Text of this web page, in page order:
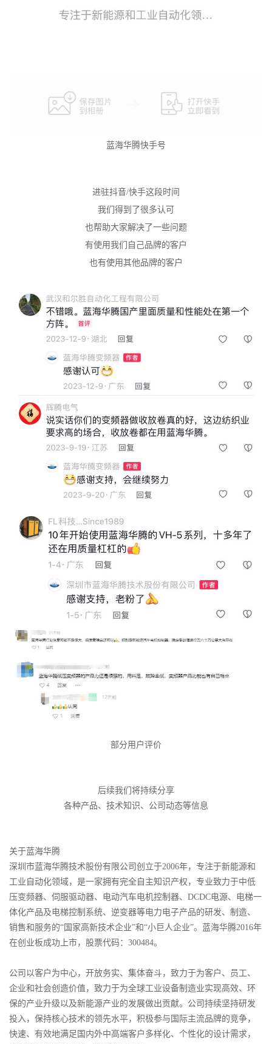
蓝海华腾快手号
进驻抖音/快手这段时间
我们得到了很多认可
也帮助大家解决了一些问题
有使用我们自己品牌的客户
也有使用其他品牌的客户
部分用户评价
后续我们将持续分享
各种产品、技术知识、公司动态等信息
关于蓝海华腾
深圳市蓝海华腾技术股份有限公司创立于2006年，专注于新能源和
工业自动化领域，是一家拥有完全自主知识产权，专业致力于中低
压变频器、伺服驱动器、电动汽车电机控制器、DCDC电源、电梯一
体化产品及电梯控制系统、逆变器等电力电子产品的研发、制造、
销售和服务的“国家高新技术企业”和“小巨人企业”。蓝海华腾2016年
在创业板成功上市，股票代码：300484。
公司以客户为中心，开放务实、集体奋斗，致力于为客户、员工、
企业和社会创造价值，致力于为全球工业设备制造业实现高效、环
保的产业升级以及新能源产业的发展做出贡献。公司持续坚持研发
投入，保持核心技术的领先水平，积极参与国际主流品牌的竞争，
快速、有效地满足国内外中高端客户多样化、个性化的设计需求，